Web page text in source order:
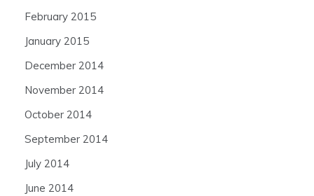
February 2015
January 2015
December 2014
November 2014
October 2014
September 2014
July 2014
June 2014